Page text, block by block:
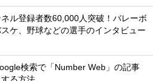
ル登録者数60,000人突破！バレーボ
ケ、野球などの選手のインタビュー
検索で「Number Web」の記事